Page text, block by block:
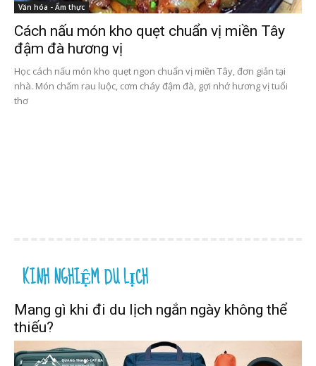
Văn hóa - Ẩm thực
Cách nấu món kho quẹt chuẩn vị miền Tây
đậm đà hương vị
Học cách nấu món kho quẹt ngon chuẩn vị miền Tây, đơn giản tại
nhà. Món chấm rau luộc, cơm cháy đậm đà, gợi nhớ hương vị tuổi
thơ
KINH NGHIỆM DU LỊCH
Mang gì khi đi du lịch ngắn ngày không thể
thiếu?